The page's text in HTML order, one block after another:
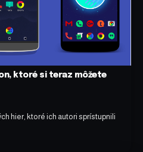
ktoré si teraz môžete
hier, ktoré ich autori sprístupnili